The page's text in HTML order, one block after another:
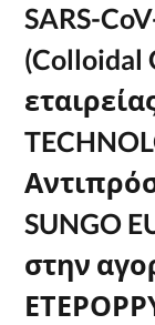
SARS-
(Colloidal
SUNGO
στην